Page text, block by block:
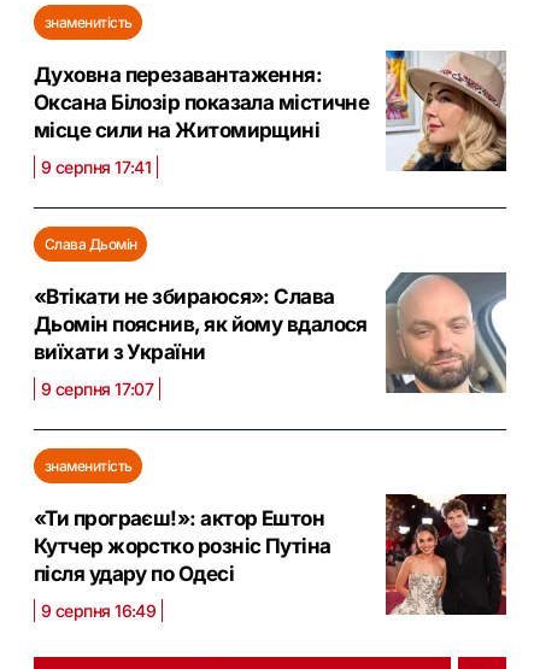
знаменитість
Духовна перезавантаження:
Оксана Білозір показала містичне
місце сили на Житомирщині
9 серпня 17:41
Слава Дьомін
«Втікати не збираюся»: Слава
Дьомін пояснив, як йому вдалося
виїхати з України
9 серпня 17:07
знаменитість
«Ти програєш!»: актор Ештон
Кутчер жорстко розніс Путіна
після удару по Одесі
9 серпня 16:49